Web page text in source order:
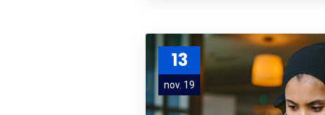
13
nov. 19